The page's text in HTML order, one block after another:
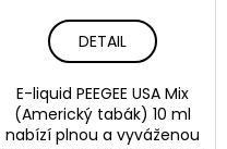
DETAIL
E-liquid PEEGEE USA Mix
(Americký tabák) 10 ml
nabízí plnou a vyváženou